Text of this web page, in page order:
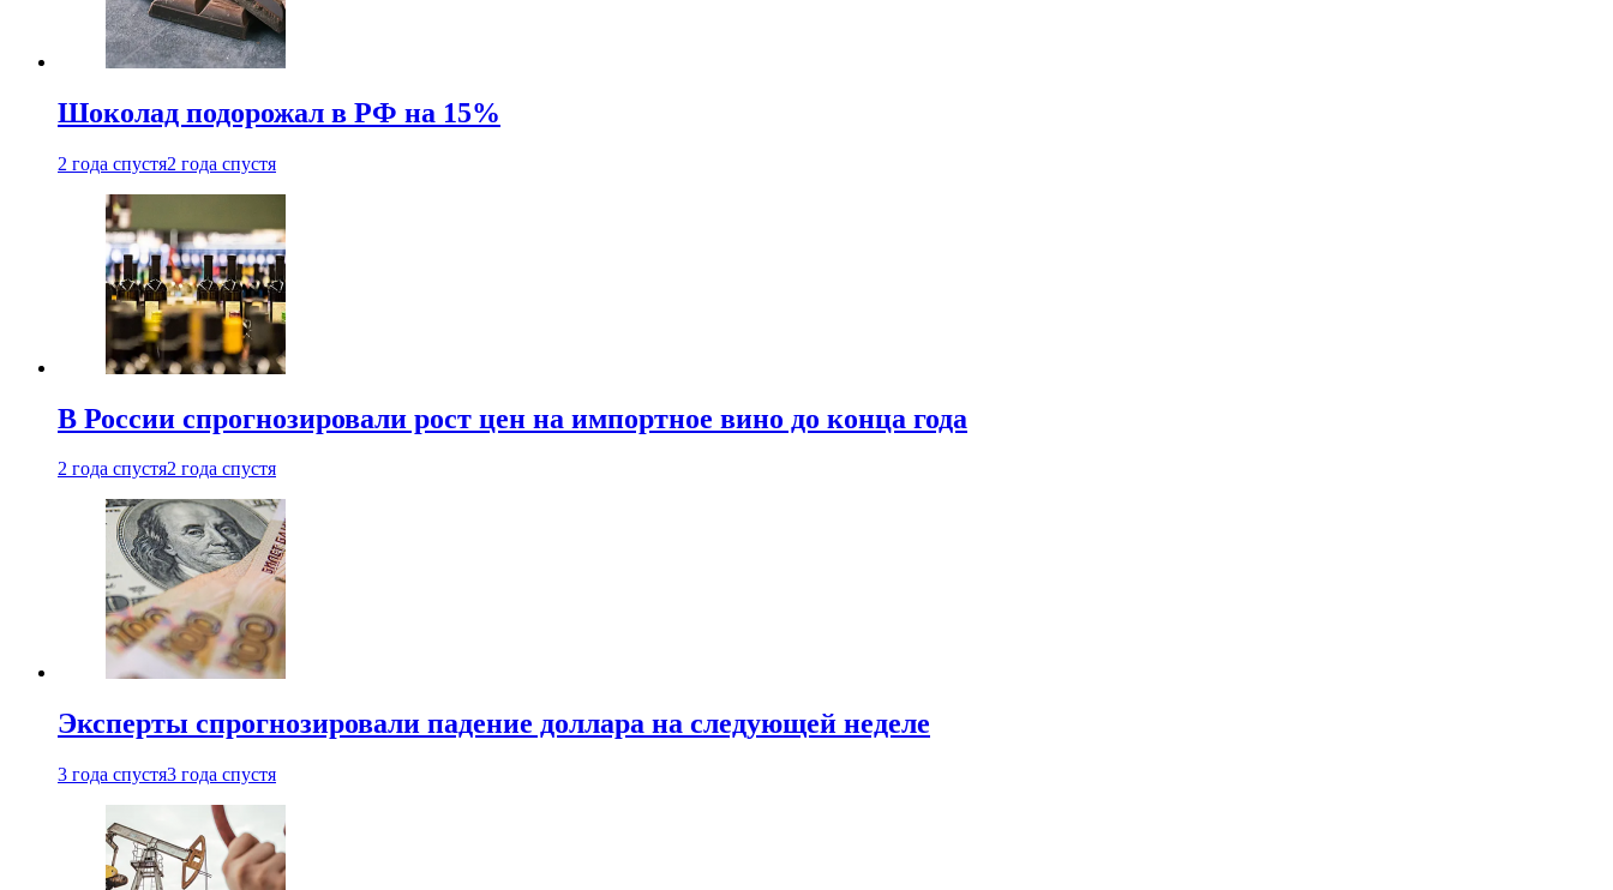
Шоколад подорожал в РФ на 15%
2 года спустя2 года спустя
В России спрогнозировали рост цен на импортное вино до конца года
2 года спустя2 года спустя
Эксперты спрогнозировали падение доллара на следующей неделе
3 года спустя3 года спустя